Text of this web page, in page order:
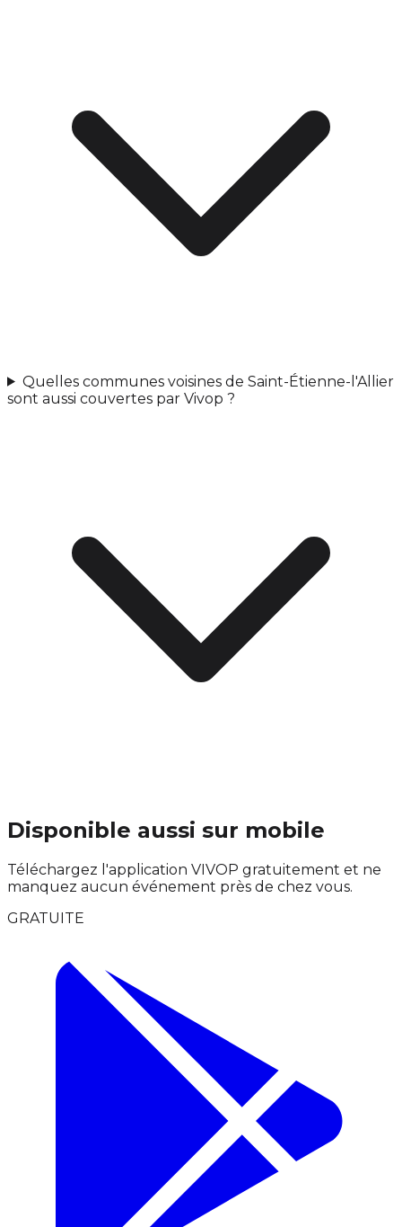
Quelles communes voisines de Saint-Étienne-l'Allier
sont aussi couvertes par Vivop ?
Disponible aussi sur mobile
Téléchargez l'application VIVOP gratuitement et ne
manquez aucun événement près de chez vous.
GRATUITE